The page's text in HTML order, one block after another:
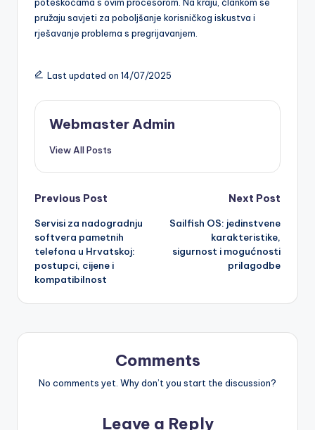
Također se raspravlja o preporučenim praksama za
optimizaciju performansi, kao i o najčešćim
poteškoćama s ovim procesorom. Na kraju, člankom se
rješavanje problema s pregrijavanjem.
Webmaster Admin
Post
navigation
Previous Post
Servisi za nadogradnju
softvera pametnih
telefona u Hrvatskoj:
postupci, cijene i
Next Post
Sailfish OS: jedinstvene
karakteristike,
prilagodbe
No comments yet. Why don’t you start the discussion?